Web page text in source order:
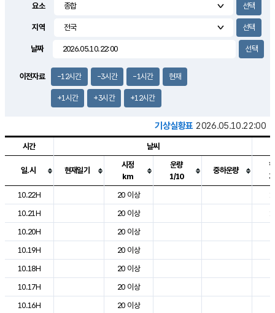
3.3m/s
요소
지역
날짜
이전자료 -12시간 -3시간 -1시간 현재
+1시간 +3시간 +12시간
기상실황표 2026.05.10.22:00
도시별 기상실황표로 지점, 날씨, 기온, 강수, 바람, 기압등을 안내한 표입
시간 날씨
일.시 현재일기
시정
km
운량
1/10
중하운량
10.22H
20 이상
10.21H
20 이상
10.20H
20 이상
10.19H
20 이상
10.18H
20 이상
10.17H
20 이상
10.16H
20 이상